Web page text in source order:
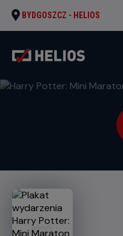
BYDGOSZCZ - HELIOS